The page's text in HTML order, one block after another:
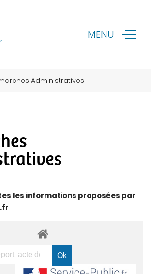
MENU
Administratives
les informations proposées par